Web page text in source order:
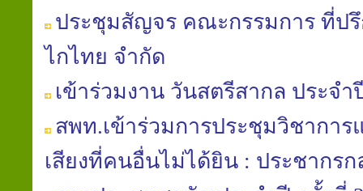
ประชุมสัญจร คณะกรรมการ ที่ป
ไกไทย จำกัด
เข้าร่วมงาน วันสตรีสากล ประจำ
สพท.เข้าร่วมการประชุมวิชาการ
เสียงที่คนอื่นไม่ได้ยิน : ประชากรก